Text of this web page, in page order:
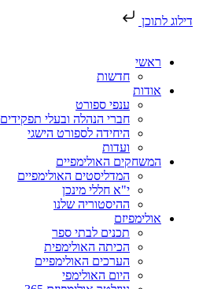
דילוג לתוכן
ראשי
חדשות
אודות
ענפי ספורט
חברי הנהלה ובעלי תפקידים
היחידה לספורט הישגי
ועדות
המשחקים האולימפיים
המדליסטים האולימפיים
י"א חללי מינכן
ההיסטוריה שלנו
אולימפיזם
תכנים לבתי ספר
הכיתה האולימפית
הערכים האולימפיים
היום האולימפי